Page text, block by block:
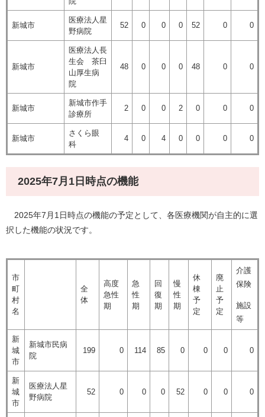
新城市
医療法人星
野病院
52 0 0 0 52 0 0
新城市
医療法人長
生会 茶臼
山厚生病
院
48 0 0 0 48 0 0
新城市
新城市作手
診療所
2 0 0 2 0 0 0
新城市
さくら眼
科
4 0 4 0 0 0 0
2025年7月1日時点の機能
2025年7月1日時点の機能の予定として、各医療機関が自主的に選
択した機能の状況です。
市
町
村
名
全
体
高度
急性
期
急
性
期
回
復
期
慢
性
期
休
棟
予
定
廃
止
予
定
介護
保険
施設
等
新
城
市
新城市民病
院
199 0 114 85 0 0 0 0
新
城
市
医療法人星
野病院
52 0 0 0 52 0 0 0